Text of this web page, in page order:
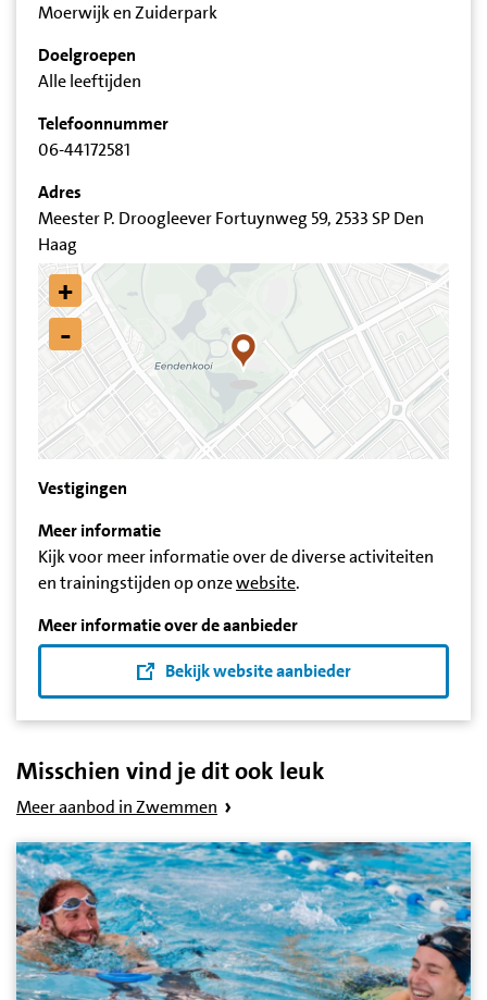
Moerwijk en Zuiderpark
Doelgroepen
Alle leeftijden
Telefoonnummer
06-44172581
Adres
Meester P. Droogleever Fortuynweg 59, 2533 SP Den
Haag
+
-
Vestigingen
Meer informatie
Kijk voor meer informatie over de diverse activiteiten
en trainingstijden op onzewebsite.
Meer informatie over de aanbieder
Bekijk website aanbieder
Misschien vind je dit ook leuk
Meer aanbod in Zwemmen